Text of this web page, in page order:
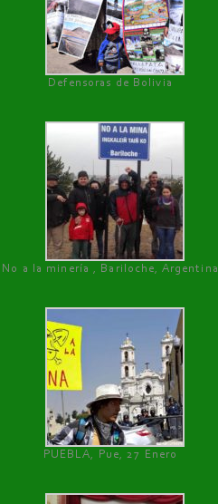
Defensoras de Bolivia
No a la minería , Bariloche, Argentina
PUEBLA, Pue, 27 Enero